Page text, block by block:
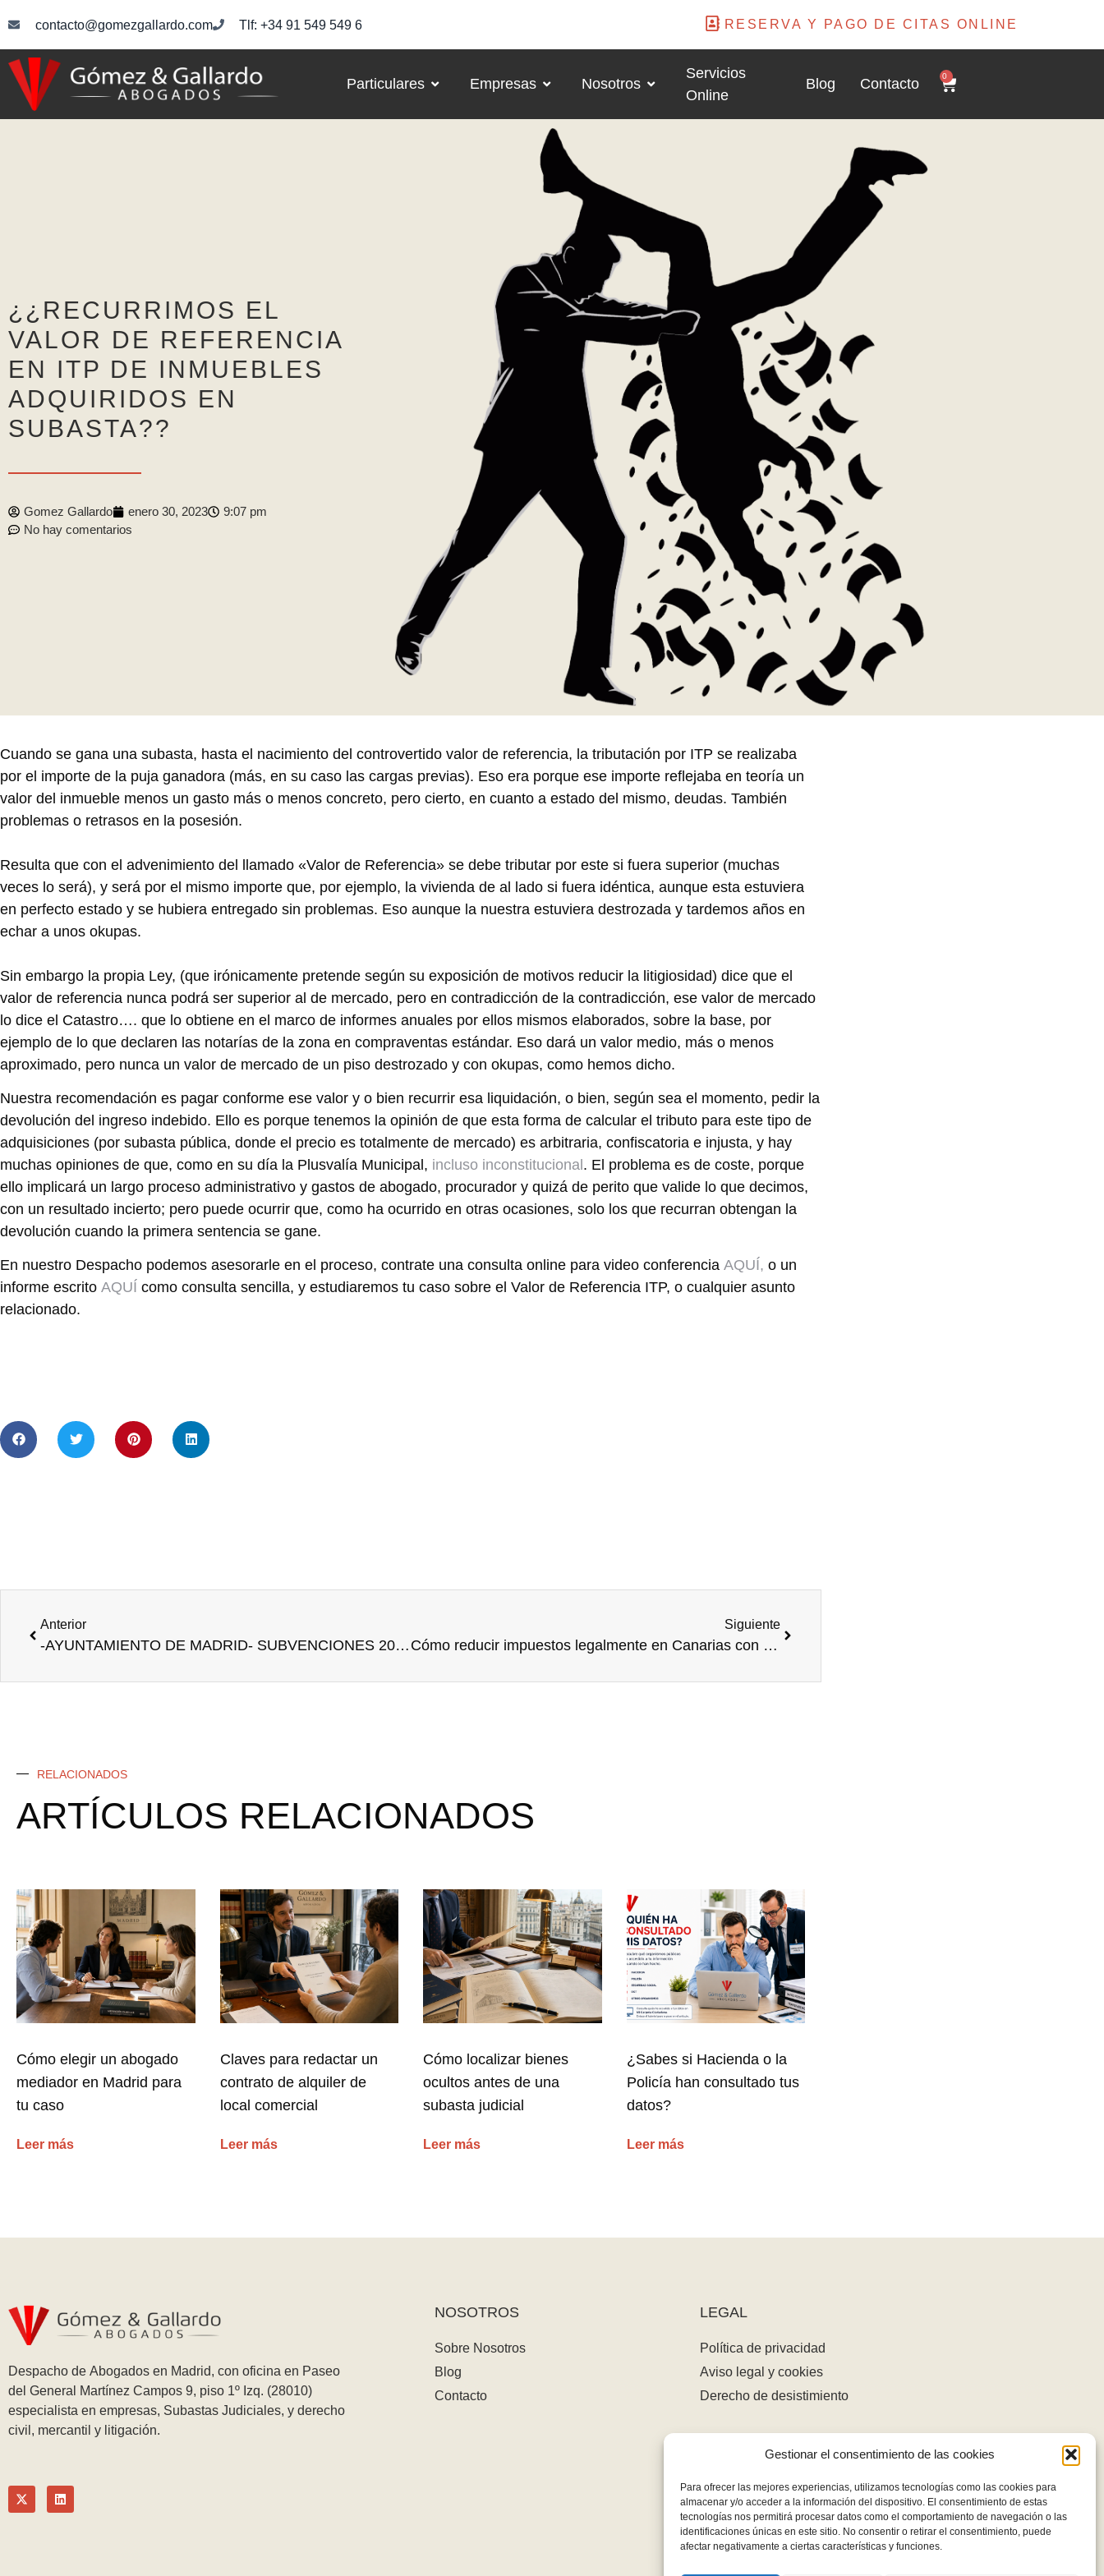
Gestionar el consentimiento de las cookies
Para ofrecer las mejores experiencias, utilizamos tecnologías como las cookies para
almacenar y/o acceder a la información del dispositivo. El consentimiento de estas
tecnologías nos permitirá procesar datos como el comportamiento de navegación o las
identificaciones únicas en este sitio. No consentir o retirar el consentimiento, puede
afectar negativamente a ciertas características y funciones.
contacto@gomezgallardo.com Tlf: +34 91 549 549 6 RESERVA Y PAGO DE CITAS ONLINE
Particulares Empresas Nosotros
Servicios
Online
Blog Contacto 0
¿¿RECURRIMOS EL
VALOR DE REFERENCIA
EN ITP DE INMUEBLES
ADQUIRIDOS EN
SUBASTA??
Gomez Gallardo enero 30, 2023
9:07 pm
No hay comentarios
Cuando se gana una subasta, hasta el nacimiento del controvertido valor de referencia, la tributación por ITP se realizaba
por el importe de la puja ganadora (más, en su caso las cargas previas). Eso era porque ese importe reflejaba en teoría un
valor del inmueble menos un gasto más o menos concreto, pero cierto, en cuanto a estado del mismo, deudas. También
problemas o retrasos en la posesión.
Resulta que con el advenimiento del llamado «Valor de Referencia» se debe tributar por este si fuera superior (muchas
veces lo será), y será por el mismo importe que, por ejemplo, la vivienda de al lado si fuera idéntica, aunque esta estuviera
en perfecto estado y se hubiera entregado sin problemas. Eso aunque la nuestra estuviera destrozada y tardemos años en
echar a unos okupas.
Sin embargo la propia Ley, (que irónicamente pretende según su exposición de motivos reducir la litigiosidad) dice que el
valor de referencia nunca podrá ser superior al de mercado, pero en contradicción de la contradicción, ese valor de mercado
lo dice el Catastro…. que lo obtiene en el marco de informes anuales por ellos mismos elaborados, sobre la base, por
ejemplo de lo que declaren las notarías de la zona en compraventas estándar. Eso dará un valor medio, más o menos
aproximado, pero nunca un valor de mercado de un piso destrozado y con okupas, como hemos dicho.
Nuestra recomendación es pagar conforme ese valor y o bien recurrir esa liquidación, o bien, según sea el momento, pedir la
devolución del ingreso indebido. Ello es porque tenemos la opinión de que esta forma de calcular el tributo para este tipo de
adquisiciones (por subasta pública, donde el precio es totalmente de mercado) es arbitraria, confiscatoria e injusta, y hay
muchas opiniones de que, como en su día la Plusvalía Municipal, incluso inconstitucional. El problema es de coste, porque
ello implicará un largo proceso administrativo y gastos de abogado, procurador y quizá de perito que valide lo que decimos,
con un resultado incierto; pero puede ocurrir que, como ha ocurrido en otras ocasiones, solo los que recurran obtengan la
devolución cuando la primera sentencia se gane.
En nuestro Despacho podemos asesorarle en el proceso, contrate una consulta online para video conferencia AQUÍ, o un
informe escrito AQUÍ como consulta sencilla, y estudiaremos tu caso sobre el Valor de Referencia ITP, o cualquier asunto
relacionado.
Anterior
-AYUNTAMIENTO DE MADRID- SUBVENCIONES 2023 POR CONTRATACIÓN DE PERSONAS DESEMPLEADAS
Siguiente
Cómo reducir impuestos legalmente en Canarias con la ZEC
RELACIONADOS
ARTÍCULOS RELACIONADOS
Cómo elegir un abogado
mediador en Madrid para
tu caso
Leer más
Claves para redactar un
contrato de alquiler de
local comercial
Leer más
Cómo localizar bienes
ocultos antes de una
subasta judicial
Leer más
¿Sabes si Hacienda o la
Policía han consultado tus
datos?
Leer más
Despacho de Abogados en Madrid, con oficina en Paseo
del General Martínez Campos 9, piso 1º Izq. (28010)
especialista en empresas, Subastas Judiciales, y derecho
civil, mercantil y litigación.
NOSOTROS
Sobre Nosotros
Blog
Contacto
LEGAL
Política de privacidad
Aviso legal y cookies
Derecho de desistimiento